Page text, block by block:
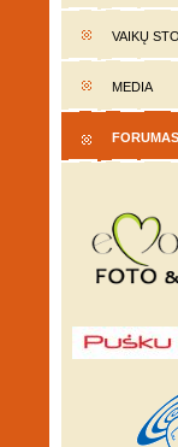
VAIKŲ
MEDIA
FORUMAS